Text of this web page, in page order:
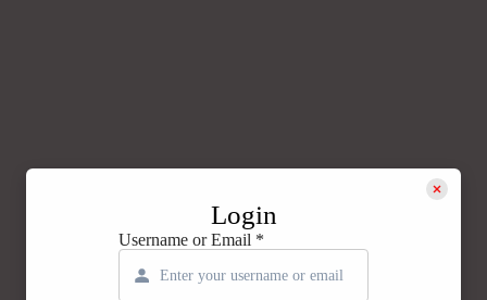
Login
Username or Email *